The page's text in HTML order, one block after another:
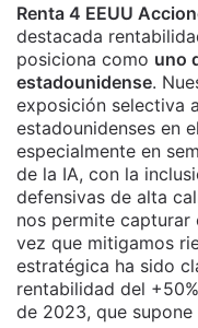
Renta 4 EEUU
destacada
posiciona como uno
estadounidense.
exposición selectiva
estadounidenses en
especialmente en
de la IA, con la
defensivas de alta
nos permite capturar
vez que mitigamos
estratégica ha sido
rentabilidad del
de 2023, que supone